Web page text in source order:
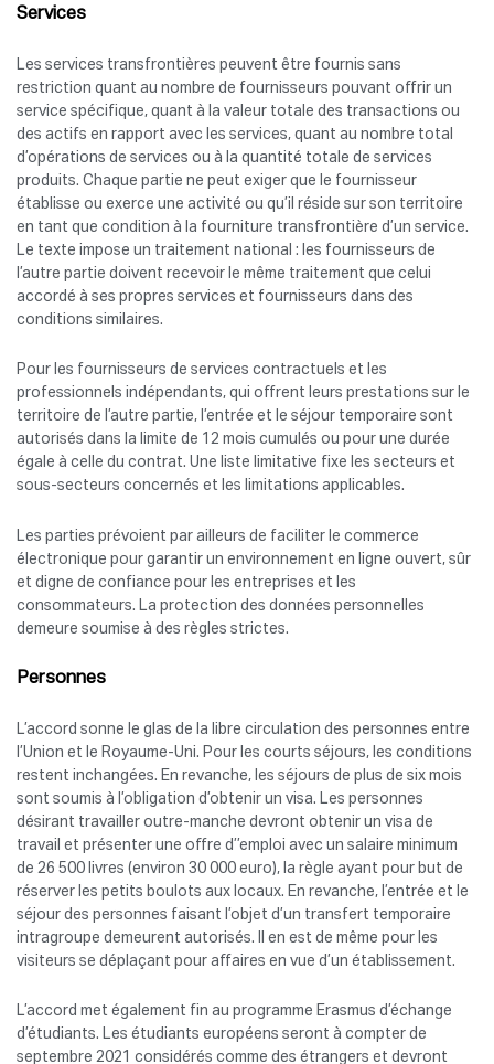
Services
Les services transfrontières peuvent être fournis sans
restriction quant au nombre de fournisseurs pouvant offrir un
service spécifique, quant à la valeur totale des transactions ou
des actifs en rapport avec les services, quant au nombre total
d’opérations de services ou à la quantité totale de services
produits. Chaque partie ne peut exiger que le fournisseur
établisse ou exerce une activité ou qu’il réside sur son territoire
en tant que condition à la fourniture transfrontière d’un service.
Le texte impose un traitement national : les fournisseurs de
l’autre partie doivent recevoir le même traitement que celui
accordé à ses propres services et fournisseurs dans des
conditions similaires.
Pour les fournisseurs de services contractuels et les
professionnels indépendants, qui offrent leurs prestations sur le
territoire de l’autre partie, l’entrée et le séjour temporaire sont
autorisés dans la limite de 12 mois cumulés ou pour une durée
égale à celle du contrat. Une liste limitative fixe les secteurs et
sous-secteurs concernés et les limitations applicables.
Les parties prévoient par ailleurs de faciliter le commerce
électronique pour garantir un environnement en ligne ouvert, sûr
et digne de confiance pour les entreprises et les
consommateurs. La protection des données personnelles
demeure soumise à des règles strictes.
Personnes
L’accord sonne le glas de la libre circulation des personnes entre
l’Union et le Royaume-Uni. Pour les courts séjours, les conditions
restent inchangées. En revanche, les séjours de plus de six mois
sont soumis à l’obligation d’obtenir un visa. Les personnes
désirant travailler outre-manche devront obtenir un visa de
travail et présenter une offre d’’emploi avec un salaire minimum
de 26 500 livres (environ 30 000 euro), la règle ayant pour but de
réserver les petits boulots aux locaux. En revanche, l’entrée et le
séjour des personnes faisant l’objet d’un transfert temporaire
intragroupe demeurent autorisés. Il en est de même pour les
visiteurs se déplaçant pour affaires en vue d’un établissement.
L’accord met également fin au programme Erasmus d’échange
d’étudiants. Les étudiants européens seront à compter de
septembre 2021 considérés comme des étrangers et devront